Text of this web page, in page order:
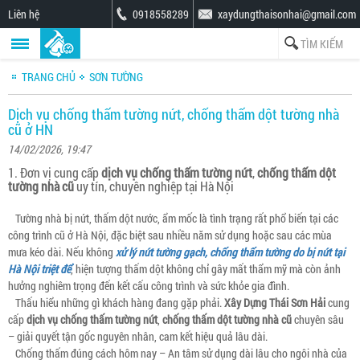
Liên hệ xaydungthaisonhai@gmail.com
0918558289
TRANG CHỦ SƠN TƯỜNG
Dịch vụ chống thấm tường nứt, chống thấm dột tường nhà
cũ ở HN
14/02/2026, 19:47
1. Đơn vị cung cấpdịch vụ chống thấm tường nứt,chống thấm dột
tường nhà cũuy tín, chuyên nghiệp tại Hà Nội
Tường nhà bị nứt, thấm dột nước, ẩm mốc là tình trạng rất phổ biến tại các
công trình cũ ở Hà Nội, đặc biệt sau nhiều năm sử dụng hoặc sau các mùa
mưa kéo dài. Nếu không xử lý nứt tường gạch, chống thấm tường do bị nứt tại
Hà Nội triệt để, hiện tượng thấm dột không chỉ gây mất thẩm mỹ mà còn ảnh
hưởng nghiêm trọng đến kết cấu công trình và sức khỏe gia đình.
Thấu hiểu những gì khách hàng đang gặp phải.Xây Dựng Thái Sơn Hảicung
cấpdịch vụ chống thấm tường nứt, chống thấm dột tường nhà cũchuyên sâu
– giải quyết tận gốc nguyên nhân, cam kết hiệu quả lâu dài.
Chống thấm đúng cách hôm nay – An tâm sử dụng dài lâu cho ngôi nhà của